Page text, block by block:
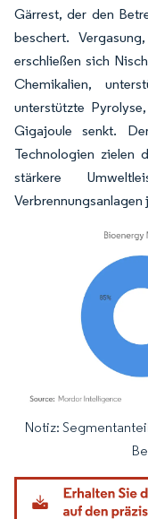
Gärrest, der den
beschert.
erschließen sich
Chemikalien,
unterstützte
Gigajoule senkt.
Technologien zielen
stärkere
Verbrennungsanlagen
Bild © Mordor
Notiz: